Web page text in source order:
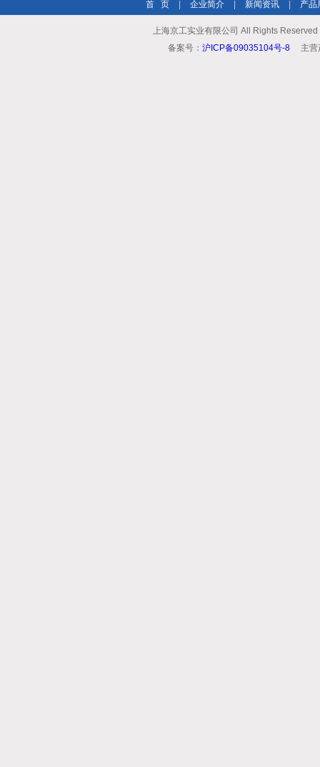
首 页 企业简介 新闻资讯 产品
上海京工实业有限公司 All Rights
备案号： 沪ICP备09035104号-8 主营